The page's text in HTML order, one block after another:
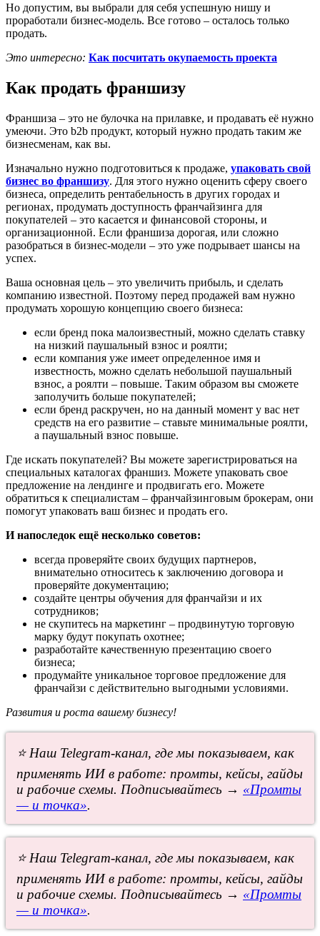
Но допустим, вы выбрали для себя успешную нишу и
проработали бизнес-модель. Все готово – осталось только
продать.
Это интересно: Как посчитать окупаемость проекта
Как продать франшизу
Франшиза – это не булочка на прилавке, и продавать её нужно
умеючи. Это b2b продукт, который нужно продать таким же
бизнесменам, как вы.
Изначально нужно подготовиться к продаже, упаковать свой
бизнес во франшизу. Для этого нужно оценить сферу своего
бизнеса, определить рентабельность в других городах и
регионах, продумать доступность франчайзинга для
покупателей – это касается и финансовой стороны, и
организационной. Если франшиза дорогая, или сложно
разобраться в бизнес-модели – это уже подрывает шансы на
успех.
Ваша основная цель – это увеличить прибыль, и сделать
компанию известной. Поэтому перед продажей вам нужно
продумать хорошую концепцию своего бизнеса:
если бренд пока малоизвестный, можно сделать ставку
на низкий паушальный взнос и роялти;
если компания уже имеет определенное имя и
известность, можно сделать небольшой паушальный
взнос, а роялти – повыше. Таким образом вы сможете
заполучить больше покупателей;
если бренд раскручен, но на данный момент у вас нет
средств на его развитие – ставьте минимальные роялти,
а паушальный взнос повыше.
Где искать покупателей? Вы можете зарегистрироваться на
специальных каталогах франшиз. Можете упаковать свое
предложение на лендинге и продвигать его. Можете
обратиться к специалистам – франчайзинговым брокерам, они
помогут упаковать ваш бизнес и продать его.
И напоследок ещё несколько советов:
всегда проверяйте своих будущих партнеров,
внимательно относитесь к заключению договора и
проверяйте документацию;
создайте центры обучения для франчайзи и их
сотрудников;
не скупитесь на маркетинг – продвинутую торговую
марку будут покупать охотнее;
разработайте качественную презентацию своего
бизнеса;
продумайте уникальное торговое предложение для
франчайзи с действительно выгодными условиями.
Развития и роста вашему бизнесу!
⭐ Наш Telegram-канал, где мы показываем, как
применять ИИ в работе: промты, кейсы, гайды
и рабочие схемы. Подписывайтесь → «Промты
— и точка».
⭐ Наш Telegram-канал, где мы показываем, как
применять ИИ в работе: промты, кейсы, гайды
и рабочие схемы. Подписывайтесь → «Промты
— и точка».